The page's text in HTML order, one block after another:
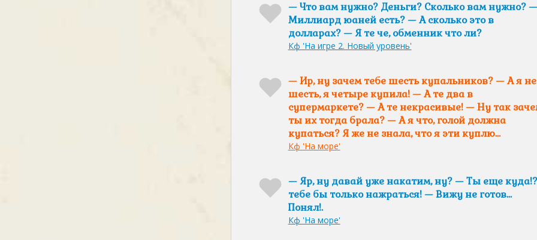
— Что вам нужно? Деньги? Сколько вам нужно? —
Миллиард юаней есть? — А сколько это в
долларах? — Я те че, обменник что ли?
Кф 'На игре 2. Новый уровень'
— Ир, ну зачем тебе шесть купальников? — А я не
шесть, я четыре купила! — А те два в
супермаркете? — А те некрасивые! — Ну так
ты их тогда брала? — А я что, голой должна
купаться? Я же не знала, что я эти куплю…
Кф 'На море'
— Яр, ну давай уже накатим, ну? — Ты еще
тебе бы только нажраться! — Вижу не готов…
Понял!.
Кф 'На море'